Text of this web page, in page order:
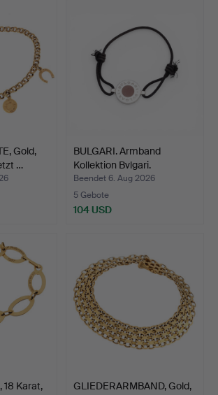
Gold,
…
BULGARI. Armband
Kollektion Bvlgari.
Beendet 6. Aug 2026
5 Gebote
104 USD
18 Karat,
GLIEDERARMBAND, Gold,